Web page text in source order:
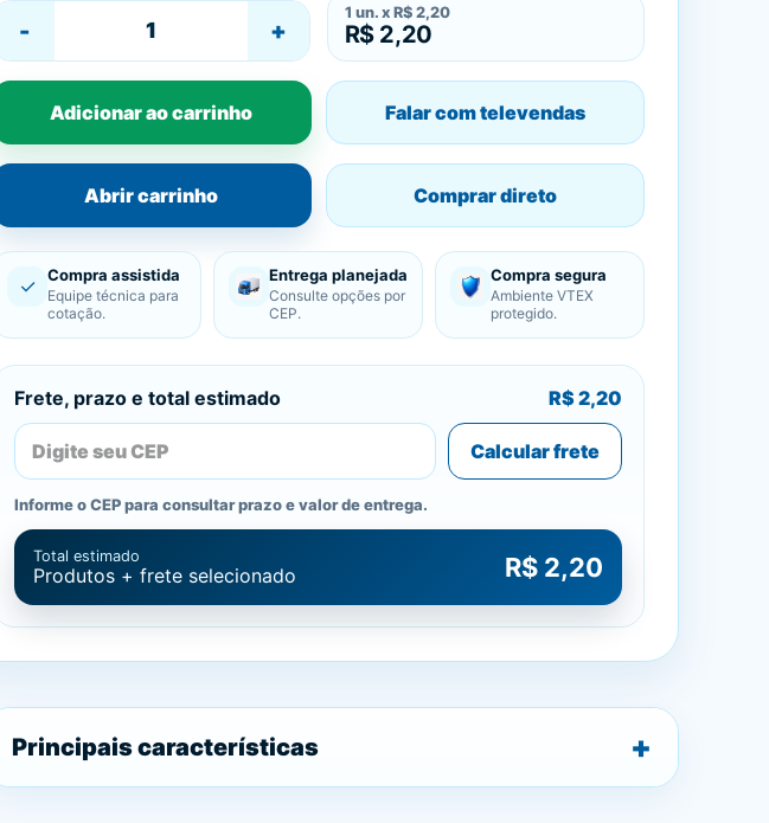
- +
1 un. x R$ 2,20
R$ 2,20
Adicionar ao carrinho Falar com televendas
Abrir carrinho Comprar direto
✓ Compra assistida
Equipe técnica para
cotação.
Entrega planejada
Consulte opções por
CEP.
Compra segura
Ambiente VTEX
protegido.
Frete, prazo e total estimado R$ 2,20
Calcular frete
Informe o CEP para consultar prazo e valor de entrega.
Total estimado
Produtos + frete selecionado R$ 2,20
Principais características